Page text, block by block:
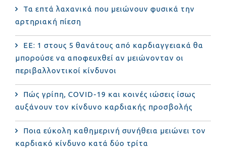
Τα επτά λαχανικά που μειώνουν φυσικά την
αρτηριακή πίεση
ΕΕ: 1 στους 5 θανάτους από καρδιαγγειακά θα
μπορούσε να αποφευχθεί αν μειώνονταν οι
περιβαλλοντικοί κίνδυνοι
Πώς γρίπη, COVID-19 και κοινές ιώσεις ίσως
αυξάνουν τον κίνδυνο καρδιακής προσβολής
Ποια εύκολη καθημερινή συνήθεια μειώνει τον
καρδιακό κίνδυνο κατά δύο τρίτα